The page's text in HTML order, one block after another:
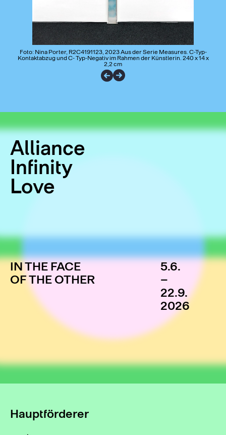
Foto: Nina Porter, R2C4191123, 2023 Aus der Serie Measures. C-Typ-
Kontaktabzug und C- Typ-Negativ im Rahmen der Künstlerin. 240 x 14 x
2,2 cm
Alliance
Infinity
Love
IN THE FACE
OF THE OTHER
5.6.
–
22.9.
2026
Hauptförderer